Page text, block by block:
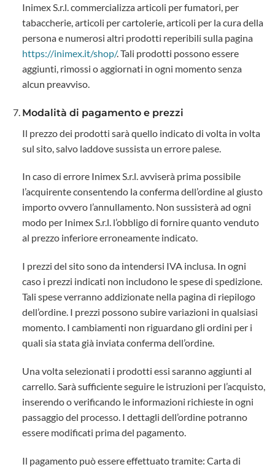
Inimex S.r.l. commercializza articoli per fumatori, per
tabaccherie, articoli per cartolerie, articoli per la cura della
persona e numerosi altri prodotti reperibili sulla pagina
https://inimex.it/shop/. Tali prodotti possono essere
aggiunti, rimossi o aggiornati in ogni momento senza
alcun preavviso.
Modalità di pagamento e prezzi
Il prezzo dei prodotti sarà quello indicato di volta in volta
sul sito, salvo laddove sussista un errore palese.
In caso di errore Inimex S.r.l. avviserà prima possibile
l’acquirente consentendo la conferma dell’ordine al giusto
importo ovvero l’annullamento. Non sussisterà ad ogni
modo per Inimex S.r.l. l’obbligo di fornire quanto venduto
al prezzo inferiore erroneamente indicato.
I prezzi del sito sono da intendersi IVA inclusa. In ogni
caso i prezzi indicati non includono le spese di spedizione.
Tali spese verranno addizionate nella pagina di riepilogo
dell’ordine. I prezzi possono subire variazioni in qualsiasi
momento. I cambiamenti non riguardano gli ordini per i
quali sia stata già inviata conferma dell’ordine.
Una volta selezionati i prodotti essi saranno aggiunti al
carrello. Sarà sufficiente seguire le istruzioni per l’acquisto,
inserendo o verificando le informazioni richieste in ogni
passaggio del processo. I dettagli dell’ordine potranno
essere modificati prima del pagamento.
Il pagamento può essere effettuato tramite: Carta di